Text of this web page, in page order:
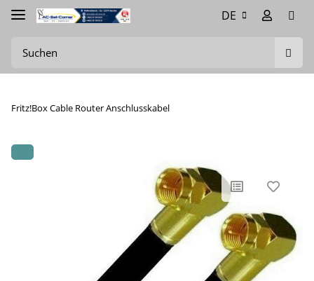
DE
Fritz!Box Cable Router Anschlusskabel